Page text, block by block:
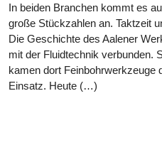
In beiden Branchen kommt es
große Stückzahlen an. Taktzeit
Die Geschichte des Aalener
mit der Fluidtechnik verbunden.
kamen dort Feinbohrwerkzeuge
Einsatz. Heute (…)